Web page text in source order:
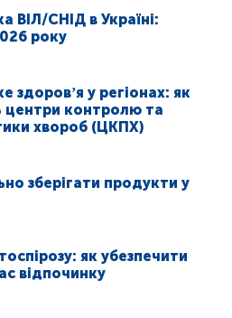
ВІЛ/СНІД в Україні:
року
здоровʼя у регіонах: як
контролю та
хвороб (ЦКПХ)
зберігати продукти у
як убезпечити
відпочинку